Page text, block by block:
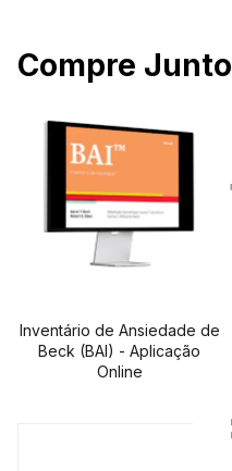
Compre Junto
Inventário de Ansiedade de
Beck (BAI) - Aplicação
Online